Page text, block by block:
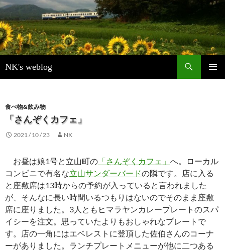
NK's weblog
索
ン
ツ
ス
プ
食べ物&飲み物
「さんぞくカフェ」
2021 / 10 / 23 NK
お昼は娘1号と立山町の 「さんぞくカフェ」 へ。ローカル
コンビニで有名な立山サンダーバードの隣です。店に入る
と座敷席は13時からの予約が入っていると言われました
が、そんなに長い時間いるつもりはないのでそのまま座敷
席に座りました。3人ともヒマラヤンカレープレートのスパ
イシーを注文。思っていたよりもおしゃれなプレートで
す。店の一角にはエベレストに登頂した佐伯さんのコーナ
ーがありました。ランチプレートメニューが他に二つある